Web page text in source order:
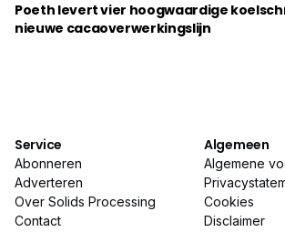
Poeth levert vier hoogwaardige
nieuwe cacaoverwerkingslijn
Service
Abonneren
Adverteren
Over Solids Processing
Contact
Algemeen
Algemene
Cookies
Disclaimer